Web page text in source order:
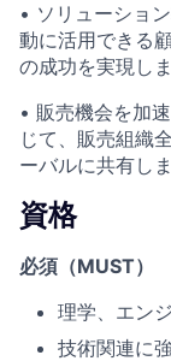
• ソリューショ
動に活⽤できる
の成功を実現しま
• 販売機会を加
じて、販売組織
ーバルに共有しま
資格
必須（MUST）
理学、エン
技術関連に